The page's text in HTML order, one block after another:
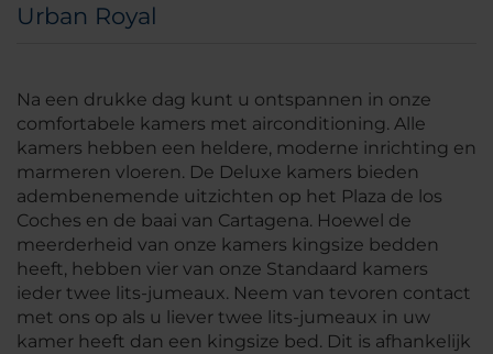
Urban Royal
Na een drukke dag kunt u ontspannen in onze
comfortabele kamers met airconditioning. Alle
kamers hebben een heldere, moderne inrichting en
marmeren vloeren. De Deluxe kamers bieden
adembenemende uitzichten op het Plaza de los
Coches en de baai van Cartagena. Hoewel de
meerderheid van onze kamers kingsize bedden
heeft, hebben vier van onze Standaard kamers
ieder twee lits-jumeaux. Neem van tevoren contact
met ons op als u liever twee lits-jumeaux in uw
kamer heeft dan een kingsize bed. Dit is afhankelijk